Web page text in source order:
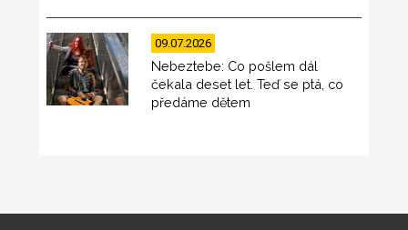
09.07.2026
Nebeztebe: Co pošlem dál
čekala deset let. Teď se ptá, co
předáme dětem